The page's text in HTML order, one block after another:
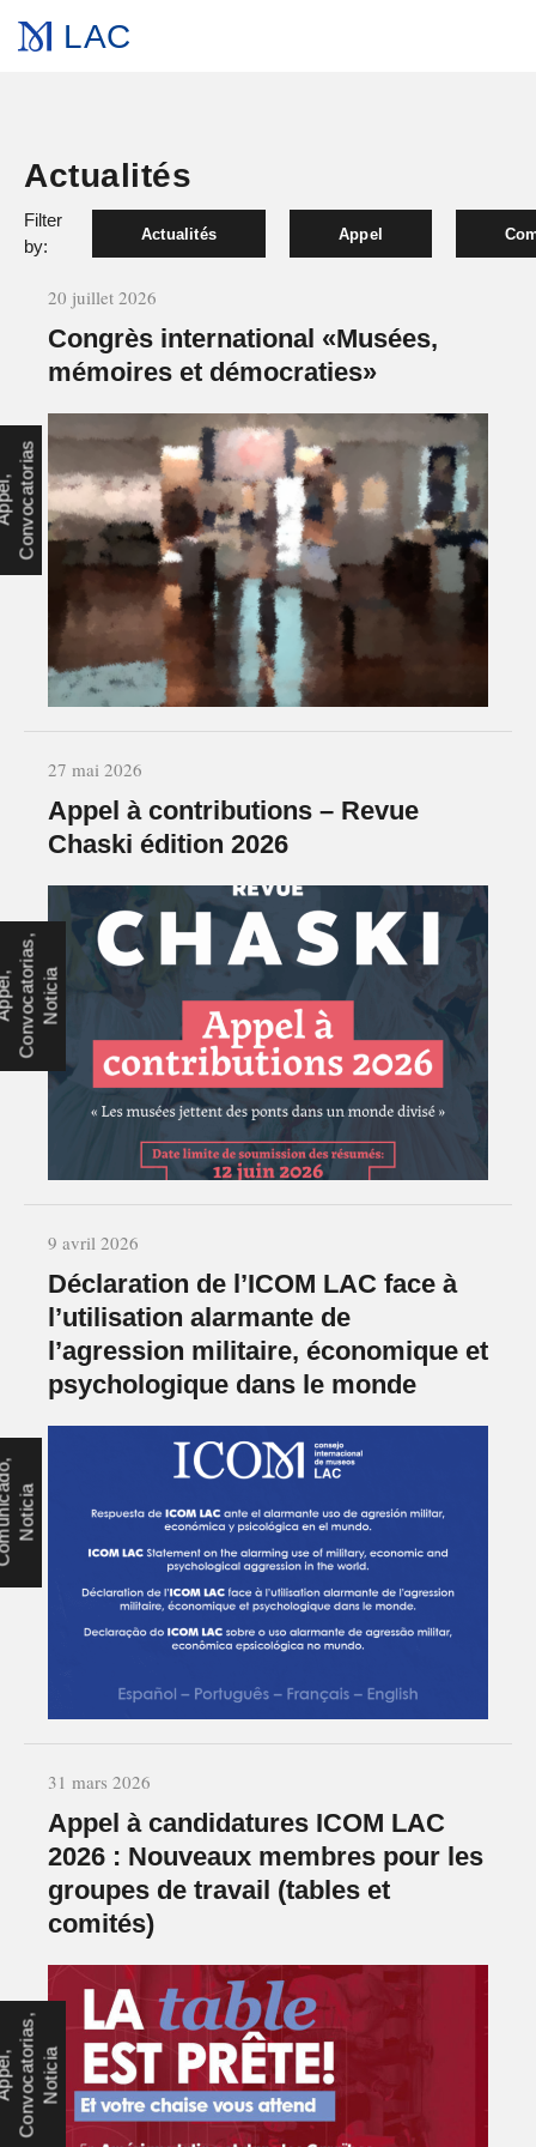
LAC
Actualités
Filter
by:
Actualités Appel
20 juillet 2026
Congrès international «Musées,
mémoires et démocraties»
s
27 mai 2026
Appel à contributions – Revue
Chaski édition 2026
,a
9 avril 2026
Déclaration de l’ICOM LAC face à
l’utilisation alarmante de
l’agression militaire, économique et
psychologique dans le monde
a
a
31 mars 2026
Appel à candidatures ICOM LAC
2026 : Nouveaux membres pour les
groupes de travail (tables et
comités)
,a